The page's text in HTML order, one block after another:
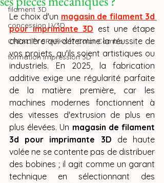
filament 3D
concession LV3D
CREALITY SPARKX i7 Color Combo
formation impression 3D
Le choix d'un magasin de filament 3d
pour imprimante 3D est une étape
charnière qui détermine la réussite de
vos projets, qu'ils soient artistiques ou
industriels. En 2025, la fabrication
additive exige une régularité parfaite
de la matière première, car les
machines modernes fonctionnent à
des vitesses d'extrusion de plus en
plus élevées. Un magasin de filament
3d pour imprimante 3D de haute
volée ne se contente pas de distribuer
des bobines ; il agit comme un garant
technique en sélectionnant des